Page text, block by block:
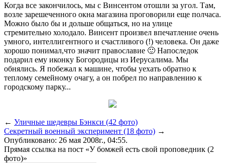
Когда все закончилось, мы с Винсентом отошли за угол. Там,
возле зарешеченного окна магазина проговорили еще полчаса.
Можно было бы и дольше общаться, но на улице
стремительно холодало. Винсент произвел впечатление очень
умного, интеллигентного и счастливого (!) человека. Он даже
хорошо понимал,что значит православие 🙂 Напоследок
подарил ему иконку Богородицы из Иерусалима. Мы
обнялись. Я побежал к машине, чтобы уехать обратно к
теплому семейному очагу, а он побрел по направлению к
городскому парку...
← Уличные шедевры Бэнкси (42 фото)
Секретный военный эксперимент (18 фото) →
Опубликовано: 26 мая 2008г., 04:55.
Прямая ссылка на пост «У бомжей есть свой проповедник (2
фото)»